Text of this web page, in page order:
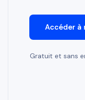
Accéder à
Gratuit et sans